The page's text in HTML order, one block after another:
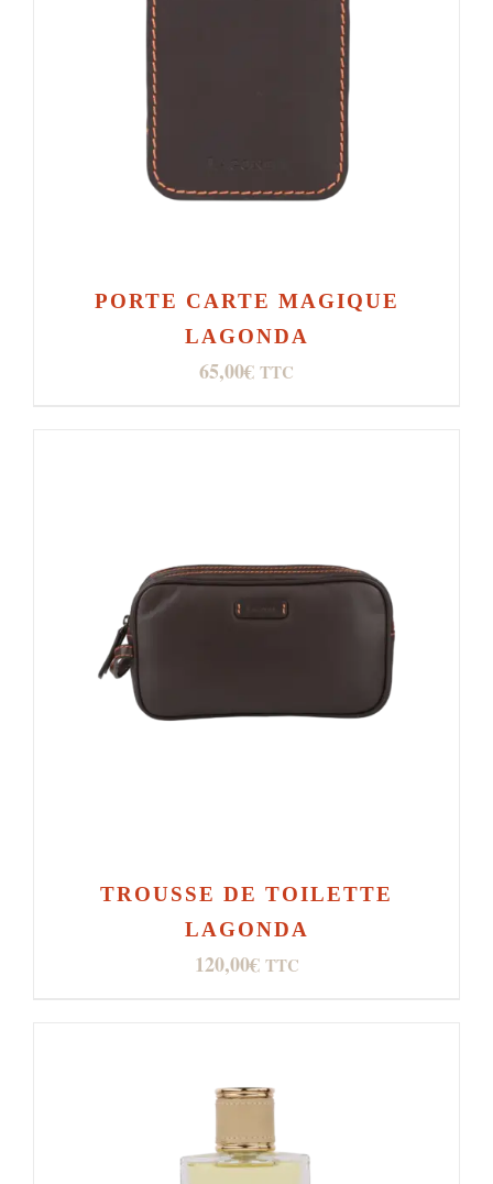
PORTE CARTE MAGIQUE
LAGONDA
65,00€ TTC
TROUSSE DE TOILETTE
LAGONDA
120,00€ TTC